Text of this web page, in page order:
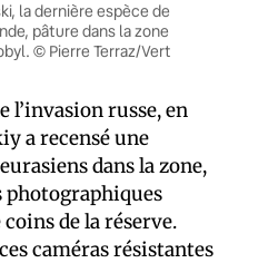
la dernière espèce de
pâture dans la zone
© Pierre Terraz/Vert
l’invasion russe, en
a recensé une
dans la zone,
photographiques
de la réserve.
caméras résistantes